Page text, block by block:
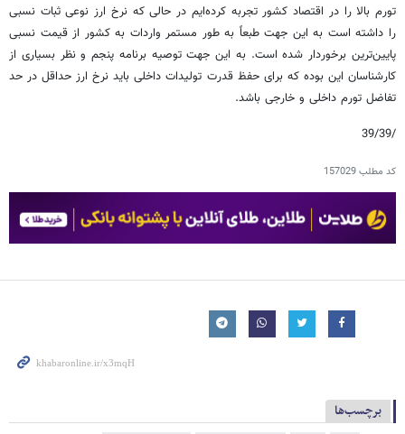
تورم بالا را در اقتصاد کشور تجربه کرده‌ایم در حالی که نرخ ارز نوعی ثبات نسبی
را داشته است به این جهت طبعاً به طور مستمر واردات به کشور از قیمت نسبی
پایین‌ترین برخوردار شده است. به این جهت توصیه برنامه پنجم و نظر بسیاری از
کارشناسان این بوده که برای حفظ قدرت تولیدات داخلی باید نرخ ارز حداقل در حد
تفاضل تورم داخلی و خارجی باشد.
/39/39
کد مطلب157029
برچسب‌ها